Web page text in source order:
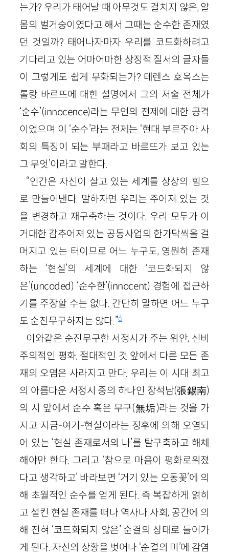
는가? 우리가 태어날 때 아무것도 걸치지 않은, 알
몸의 벌거숭이였다고 해서 그때는 순수한 존재였
던 것일까? 태어나자마자 우리를 코드화하려고
기다리고 있는 어마어마한 상징적 질서의 글자들
이 그렇게도 쉽게 무화되는가? 테렌스 호옥스는
롤랑 바르뜨에 대한 설명에서 그의 저술 전체가
‘순수’(innocence)라는 무언의 전제에 대한 공격
이었으며 이 ‘순수’라는 전제는 ‘현대 부르주아 사
회의 특징이 되는 부패라고 바르뜨가 보고 있는
그 무엇’이라고 말한다.
“인간은 자신이 살고 있는 세계를 상상의 힘으
로 만들어낸다. 말하자면 우리는 주어져 있는 것
을 변경하고 재구축하는 것이다. 우리 모두가 이
거대한 감추어져 있는 공동사업의 한가닥씩을 걸
머지고 있는 터이므로 어느 누구도, 영원히 존재
하는 ‘현실’의 세계에 대한 ‘코드화되지 않
은’(uncoded) ‘순수한’(innocent) 경험에 접근하
기를 주장할 수는 없다. 간단히 말하면 어느 누구
도 순진무구하지는 않다.”6
이와같은 순진무구한 서정시가 주는 위안, 신비
주의적인 평화, 절대적인 것 앞에서 다른 모든 존
재의 오염은 사라지고 만다. 우리는 이 시대 최고
의 아름다운 서정시 중의 하나인 장석남(張錫南)
의 시 앞에서 순수 혹은 무구(無垢)라는 것을 가
지고 지금-여기-현실이라는 징후에 의해 오염되
어 있는 ‘현실 존재로서의 나’를 탈구축하고 해체
해야만 한다. 그리고 ‘참으로 마음이 평화로워졌
다고 생각하고’ 바라보면 ‘거기 있는 오동꽃’에 의
해 초월적인 순수를 얻게 된다. 즉 복잡하게 얽히
고 설킨 현실 존재를 떠나 역사나 사회, 공간에 의
해 전혀 ‘코드화되지 않은’ 순결의 상태로 들어가
게 된다. 자신의 상황을 벗어나 ‘순결의 미’에 감염